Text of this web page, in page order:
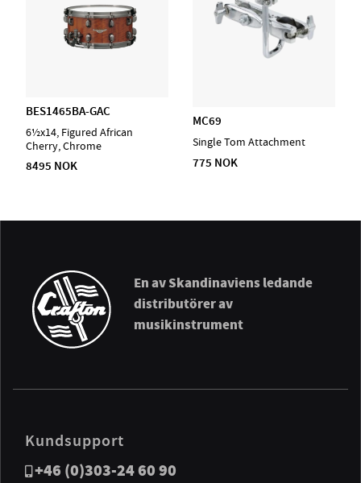
BES1465BA-GAC
6½x14, Figured African
Cherry, Chrome
8495 NOK
MC69
Single Tom Attachment
775 NOK
En av Skandinaviens ledande
distributörer av
musikinstrument
Kundsupport
+46 (0)303-24 60 90